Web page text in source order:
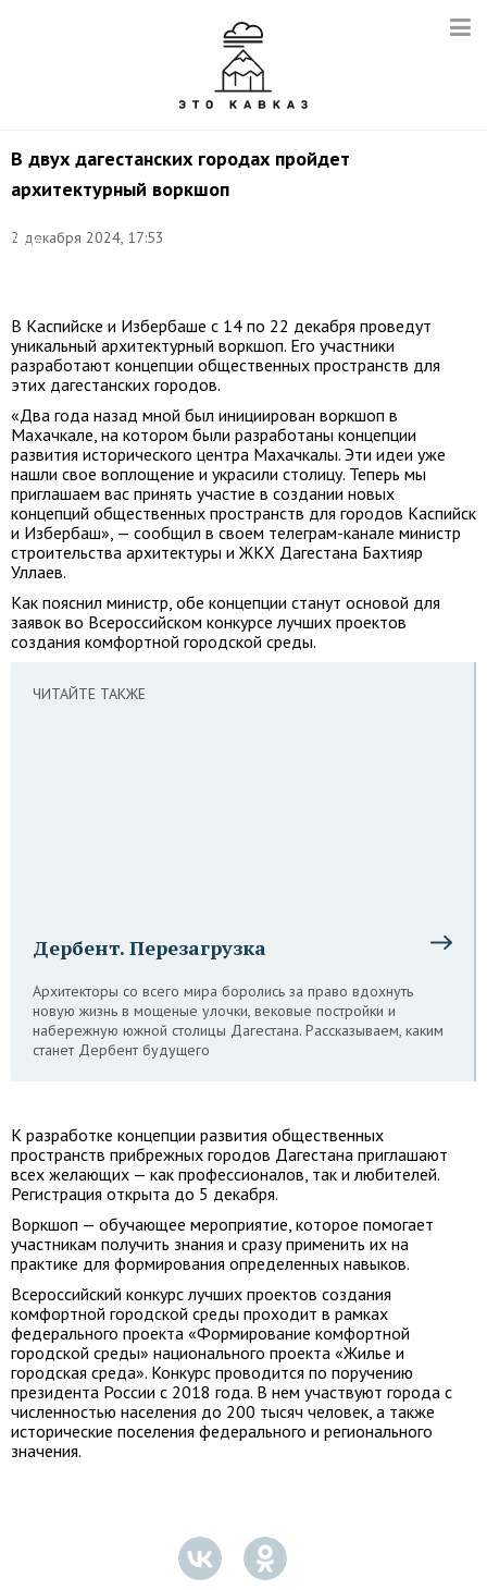
В двух дагестанских городах пройдет
архитектурный воркшоп
2 декабря 2024, 17:53
Елена
В Каспийске и Избербаше с 14 по 22 декабря проведут
уникальный архитектурный воркшоп. Его участники
разработают концепции общественных пространств для
этих дагестанских городов.
«Два года назад мной был инициирован воркшоп в
Махачкале, на котором были разработаны концепции
развития исторического центра Махачкалы. Эти идеи уже
нашли свое воплощение и украсили столицу. Теперь мы
приглашаем вас принять участие в создании новых
концепций общественных пространств для городов Каспийск
и Избербаш», — сообщил в своем телеграм-канале министр
строительства архитектуры и ЖКХ Дагестана Бахтияр
Уллаев.
Как пояснил министр, обе концепции станут основой для
заявок во Всероссийском конкурсе лучших проектов
создания комфортной городской среды.
ЧИТАЙТЕ ТАКЖЕ
Дербент. Перезагрузка
Архитекторы со всего мира боролись за право вдохнуть
новую жизнь в мощеные улочки, вековые постройки и
набережную южной столицы Дагестана. Рассказываем, каким
станет Дербент будущего
К разработке концепции развития общественных
пространств прибрежных городов Дагестана приглашают
всех желающих — как профессионалов, так и любителей.
Регистрация открыта до 5 декабря.
Воркшоп — обучающее мероприятие, которое помогает
участникам получить знания и сразу применить их на
практике для формирования определенных навыков.
Всероссийский конкурс лучших проектов создания
комфортной городской среды проходит в рамках
федерального проекта «Формирование комфортной
городской среды» национального проекта «Жилье и
городская среда». Конкурс проводится по поручению
президента России с 2018 года. В нем участвуют города с
численностью населения до 200 тысяч человек, а также
исторические поселения федерального и регионального
значения.